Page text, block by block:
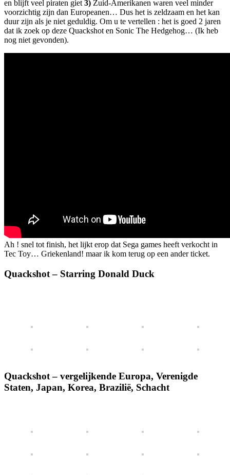
en blijft veel piraten giet 3) Zuid-Amerikanen waren veel minder
voorzichtig zijn dan Europeanen… Dus het is zeldzaam en het kan
duur zijn als je niet geduldig. Om u te vertellen : het is goed 2 jaren
dat ik zoek op deze Quackshot en Sonic The Hedgehog… (Ik heb
nog niet gevonden).
Ah ! snel tot finish, het lijkt erop dat Sega games heeft verkocht in
Tec Toy… Griekenland! maar ik kom terug op een ander ticket.
Quackshot – Starring Donald Duck
Quackshot – vergelijkende Europa, Verenigde
Staten, Japan, Korea, Brazilië, Schacht